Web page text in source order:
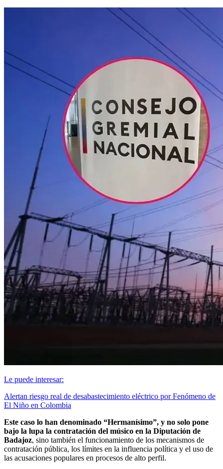
Le puede interesar:
Alertan riesgo real de desabastecimiento eléctrico por Fenómeno de
El Niño en Colombia
Este caso lo han denominado “Hermanísimo”, y no solo pone
bajo la lupa la contratación del músico en la Diputación de
Badajoz, sino también el funcionamiento de los mecanismos de
contratación pública, los límites en la influencia política y el uso de
las acusaciones populares en procesos de alto perfil.